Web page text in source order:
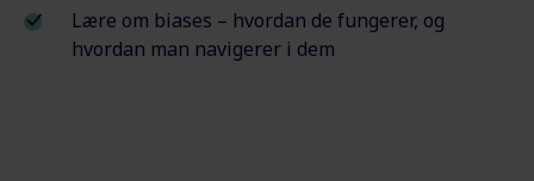
Lære om biases – hvordan de fungerer, og
hvordan man navigerer i dem